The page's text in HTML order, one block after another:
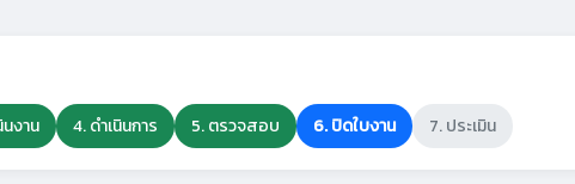
งาน 4. ดำเนินการ 5. ตรวจสอบ 6. ปิดใบงาน 7. ประเมิน